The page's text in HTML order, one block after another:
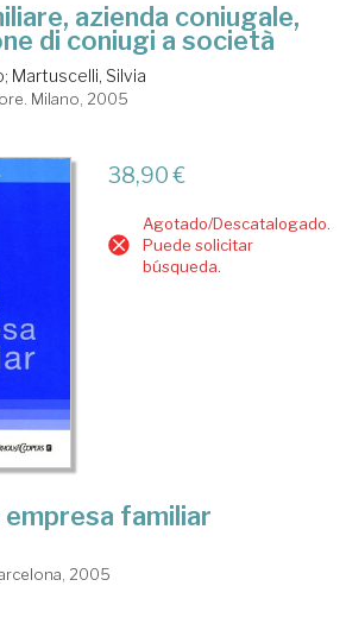
azienda coniugale,
di coniugi a società
; Martuscelli, Silvia
Milano, 2005
38,90 €
Agotado/Descatalogado.
Puede solicitar
búsqueda.
empresa familiar
2005